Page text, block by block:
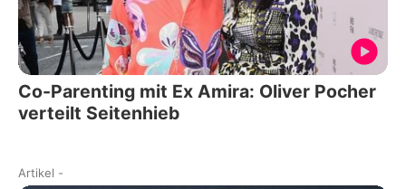
Co-Parenting mit Ex Amira: Oliver Pocher
verteilt Seitenhieb
Artikel -